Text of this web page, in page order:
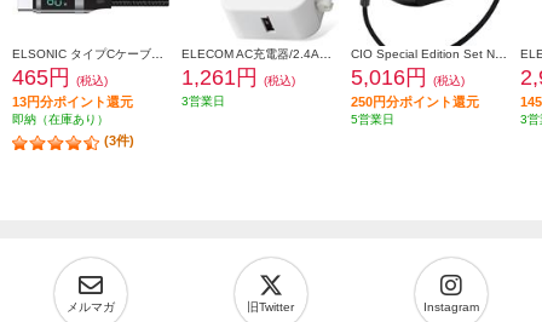
465円 (税込)
13円分ポイント還元
即納（在庫あり）
(3件)
1,261円
(税込)
3営業日
5,016円 (税込)
250円分ポイント還元
5営業日 3営
メルマガ 旧Twitter Instagram